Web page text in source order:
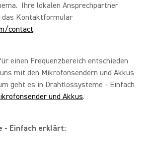
Ihre lokalen Ansprechpartner
das Kontaktformular
contact.
einen Frequenzbereich entschieden
mit den Mikrofonsendern und Akkus
geht es in Drahtlossysteme - Einfach
und Akkus.
- Einfach erklärt: